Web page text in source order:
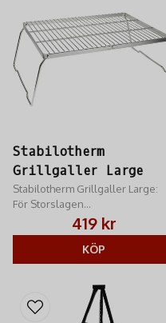
Stabilotherm
Grillgaller Large
Stabilotherm Grillgaller Large:
För Storslagen
Utomhusmatlagning över Öppen
Eld
419 kr
KÖP